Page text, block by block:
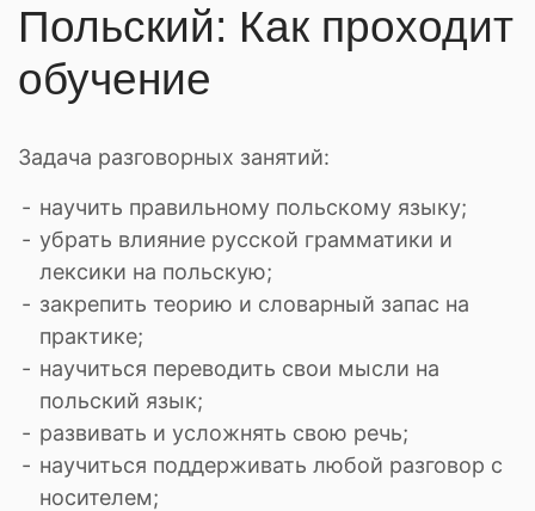
Польский: Как проходит
обучение
Задача разговорных занятий:
научить правильному польскому языку;
убрать влияние русской грамматики и
лексики на польскую;
закрепить теорию и словарный запас на
практике;
научиться переводить свои мысли на
польский язык;
развивать и усложнять свою речь;
научиться поддерживать любой разговор с
носителем;